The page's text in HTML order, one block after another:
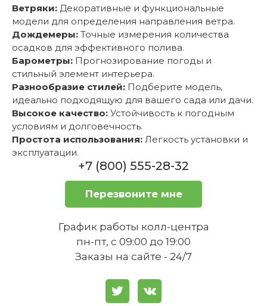
Ветряки: Декоративные и функциональные
модели для определения направления ветра.
Дождемеры: Точные измерения количества
осадков для эффективного полива.
Барометры: Прогнозирование погоды и
стильный элемент интерьера.
Разнообразие стилей: Подберите модель,
идеально подходящую для вашего сада или дачи.
Высокое качество: Устойчивость к погодным
условиям и долговечность.
Простота использования: Легкость установки и
эксплуатации.
+7 (800) 555-28-32
Перезвоните мне
График работы колл-центра
пн-пт, с 09:00 до 19:00
Заказы на сайте - 24/7